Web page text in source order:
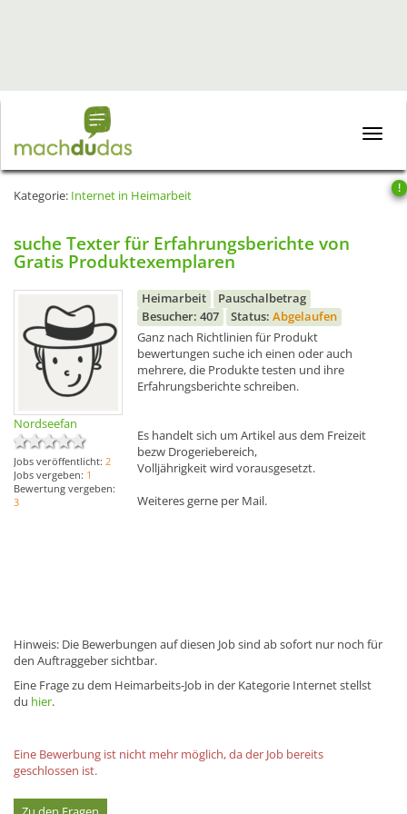
Toggle
!
Kategorie: Internet in Heimarbeit
suche Texter für Erfahrungsberichte von
Gratis Produktexemplaren
Nordseefan
Jobs veröffentlicht: 2
Jobs vergeben: 1
Bewertung vergeben:
3
Heimarbeit
Pauschalbetrag
Besucher: 407
Status: Abgelaufen
Ganz nach Richtlinien für Produkt
bewertungen suche ich einen oder auch
mehrere, die Produkte testen und ihre
Erfahrungsberichte schreiben.
Es handelt sich um Artikel aus dem Freizeit
bezw Drogeriebereich,
Volljährigkeit wird vorausgesetzt.
Weiteres gerne per Mail.
Hinweis: Die Bewerbungen auf diesen Job sind ab sofort nur noch für
den Auftraggeber sichtbar.
Eine Frage zu dem Heimarbeits-Job in der Kategorie Internet stellst
du hier.
Eine Bewerbung ist nicht mehr möglich, da der Job bereits
geschlossen ist.